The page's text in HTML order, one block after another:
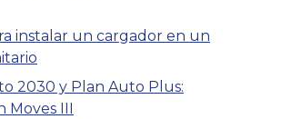
instalar un cargador en un
2030 y Plan Auto Plus:
Moves III